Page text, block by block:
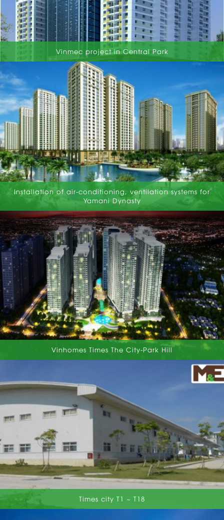
Vinmec project in Central Park
Installation of air-conditioning, ventilation systems for
Yamani Dynasty
Vinhomes Times The City-Park Hill
Times city T1 ~ T18